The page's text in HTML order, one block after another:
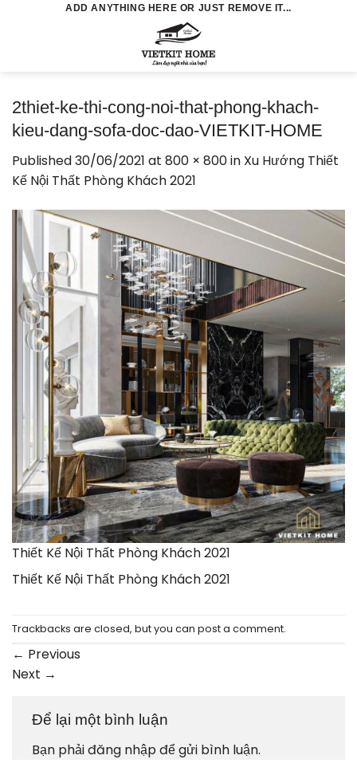
ADD ANYTHING HERE OR JUST REMOVE IT...
2thiet-ke-thi-cong-noi-that-phong-khach-
kieu-dang-sofa-doc-dao-VIETKIT-HOME
Published30/06/2021 at 800 × 800in Xu Hướng Thiết
Kế Nội Thất Phòng Khách 2021
Thiết Kế Nội Thất Phòng Khách 2021
Thiết Kế Nội Thất Phòng Khách 2021
Trackbacks are closed, but you can post a comment.
← Previous
Next →
Để lại một bình luận
Bạn phảiđăng nhậpđể gửi bình luận.